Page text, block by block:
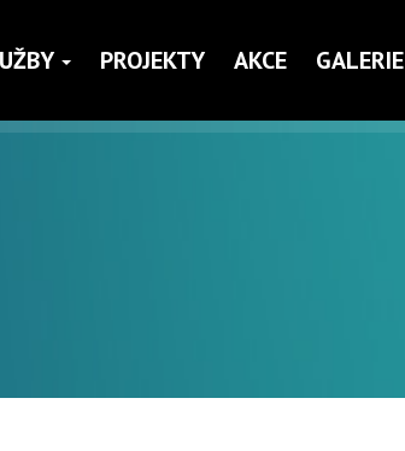
PROJEKTY AKCE GALERIE